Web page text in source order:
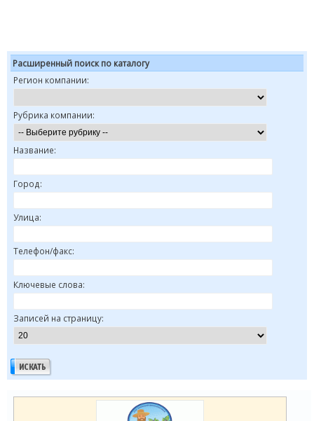
Расширенный поиск по каталогу
Регион компании:
Рубрика компании:
Название:
Город:
Улица:
Телефон/факс:
Ключевые слова:
Записей на страницу: